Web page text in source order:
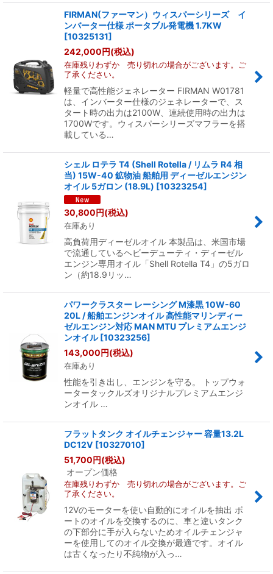
FIRMAN(ファーマン）ウィスパーシリーズ イ
ンバーター仕様 ポータブル発電機 1.7KW
[10325131]
242,000円(税込)
在庫残りわずか 売り切れの場合がございます。ご
了承ください。
軽量で高性能ジェネレーター FIRMAN W01781
は、インバーター仕様のジェネレーターで、ス
タート時の出力は2100W、連続使用時の出力は
1700Wです。ウィスパーシリーズマフラーを搭
載している…
シェル ロテラ T4 (Shell Rotella / リムラ R4 相
当) 15W-40 鉱物油 船舶用 ディーゼルエンジン
オイル 5ガロン (18.9L) [10323254]
30,800円(税込)
在庫あり
高負荷用ディーゼルオイル 本製品は、米国市場
で流通しているヘビーデューティ・ディーゼル
エンジン専用オイル「Shell Rotella T4」の5ガロ
ン（約18.9リッ…
パワークラスター レーシング M漆黒 10W-60
20L / 船舶エンジンオイル 高性能マリンディー
ゼルエンジン対応 MAN MTU プレミアムエンジ
ンオイル [10323256]
143,000円(税込)
在庫あり
性能を引き出し、エンジンを守る。 トップウォ
ータータックルズオリジナルプレミアムエンジ
ンオイル …
フラットタンク オイルチェンジャー 容量13.2L
DC12V [10327010]
51,700円(税込)
オープン価格
在庫残りわずか 売り切れの場合がございます。ご
了承ください。
12Vのモーターを使い自動的にオイルを抽出 ボ
ートのオイルを交換するのに、車と違いタンク
の下部分に手が入らないためオイルチェンジャ
ーを使用してのオイル交換が最適です。オイル
は古くなったり不純物が入っ…